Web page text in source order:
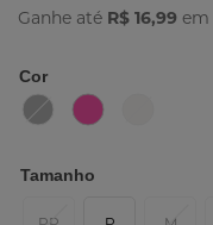
Ganhe até R$ 16,99 em
Cor
Tamanho